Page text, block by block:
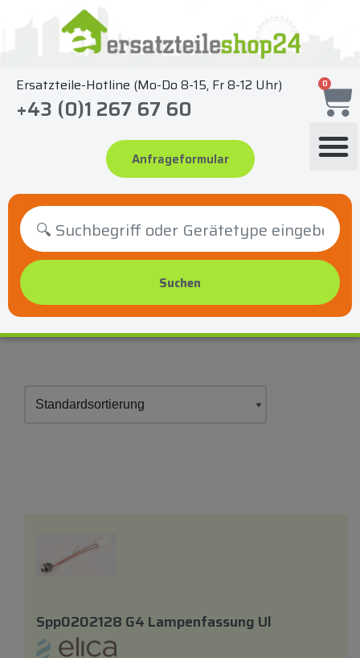
springen
Ersatzteile-Hotline (Mo-Do 8-15, Fr 8-12 Uhr)
+43 (0)1 267 67 60
Anfrageformular
0
Spp0202128 G4 Lampenfassung Ul